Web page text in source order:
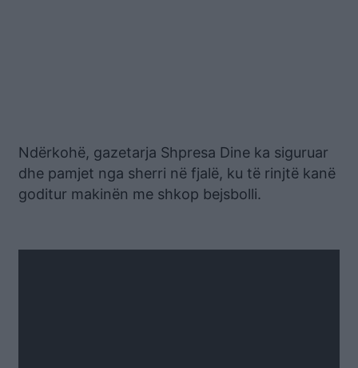
Ndërkohë, gazetarja Shpresa Dine ka siguruar
dhe pamjet nga sherri në fjalë, ku të rinjtë kanë
goditur makinën me shkop bejsbolli.